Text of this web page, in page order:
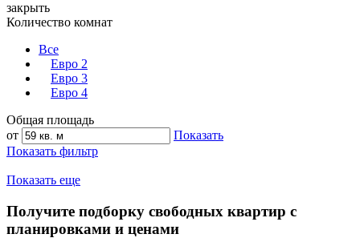
закрыть
Количество комнат
Все
Евро 2
Евро 3
Евро 4
Общая площадь
от
Показать
Показать фильтр
Показать еще
Получите подборку свободных квартир с
планировками и ценами